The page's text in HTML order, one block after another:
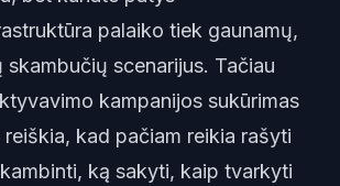
palaiko tiek gaunamų,
skambučių scenarijus. Tačiau
kampanijos sukūrimas
kad pačiam reikia rašyti
ką sakyti, kaip tvarkyti